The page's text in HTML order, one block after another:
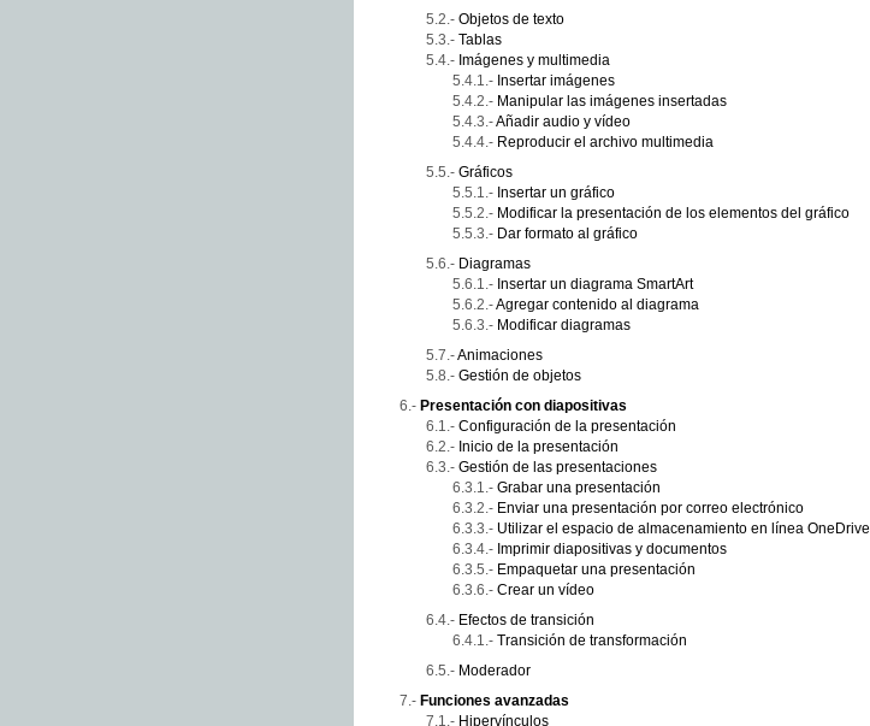
Objetos de texto
Tablas
Imágenes y multimedia
Insertar imágenes
Manipular las imágenes insertadas
Añadir audio y vídeo
Reproducir el archivo multimedia
Gráficos
Insertar un gráfico
Modificar la presentación de los elementos del gráfico
Dar formato al gráfico
Diagramas
Insertar un diagrama SmartArt
Agregar contenido al diagrama
Modificar diagramas
Animaciones
Gestión de objetos
Presentación con diapositivas
Configuración de la presentación
Inicio de la presentación
Gestión de las presentaciones
Grabar una presentación
Enviar una presentación por correo electrónico
Utilizar el espacio de almacenamiento en línea OneDrive
Imprimir diapositivas y documentos
Empaquetar una presentación
Crear un vídeo
Efectos de transición
Transición de transformación
Moderador
Funciones avanzadas
Hipervínculos